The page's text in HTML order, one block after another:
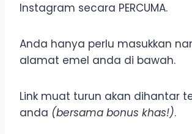
Instagram secara PERCUMA.
Anda hanya perlu masukkan
alamat emel anda di bawah.
Link muat turun akan dihantar
anda (bersama bonus khas!).